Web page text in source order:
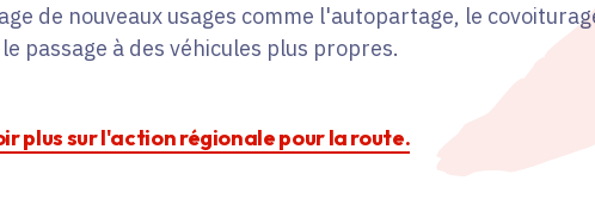
de nouveaux usages comme l'autopartage, le
passage à des véhicules plus propres.
plus sur l'action régionale pour la route.